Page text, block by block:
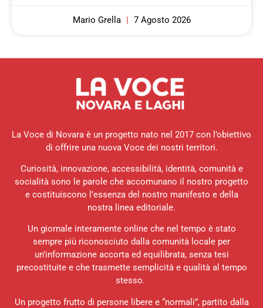
Mario Grella 7 Agosto 2026
La Voce di Novara è un progetto nato nel 2017 con l’obiettivo
di offrire una nuova Voce dei nostri territori.
Curiosità, innovazione, accessibilità, identità, comunità e
socialità sono le parole che accomunano il nostro progetto
e costituiscono l’essenza del nostro manifesto e della
nostra linea editoriale.
Un giornale interamente online che nel tempo è stato
sempre più riconosciuto dalla comunità locale per
un’informazione accorta ed equilibrata, senza tesi
precostituite e che trasmette semplicità e qualità al tempo
stesso.
Un progetto frutto di persone libere e “normali”, partito dalla